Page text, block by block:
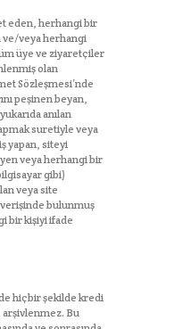
eden, herhangi bir
ve/veya herhangi
üye ve ziyaretçiler
olan
Sözleşmesi’nde
peşinen beyan,
anılan
suretiyle veya
yapan, siteyi
veya herhangi bir
gibi)
veya site
bulunmuş
bir kişiyi ifade
hiçbir şekilde kredi
arşivlenmez. Bu